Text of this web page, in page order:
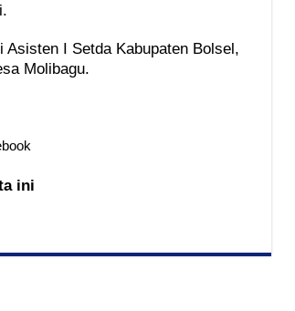
I Setda Kabupaten Bolsel,
Molibagu.
ini